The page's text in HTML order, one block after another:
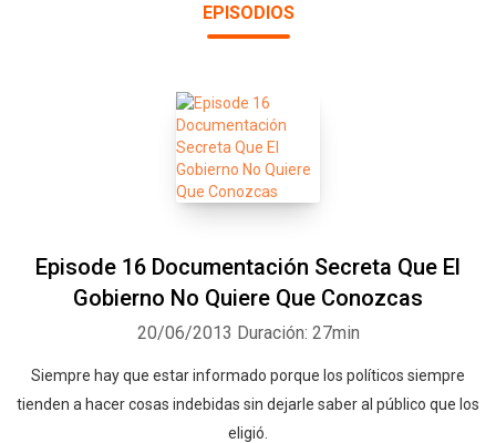
EPISODIOS
Episode 16 Documentación Secreta Que El
Gobierno No Quiere Que Conozcas
20/06/2013 Duración: 27min
Siempre hay que estar informado porque los políticos siempre
tienden a hacer cosas indebidas sin dejarle saber al público que los
eligió.